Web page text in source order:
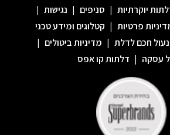
יוקרתיות | סניפים | נגישות |
פרטיות | קטלוגים ומידע טכני
חכם לדלת | מדיניות ביטולים |
עסקה | דלתות קו אפס